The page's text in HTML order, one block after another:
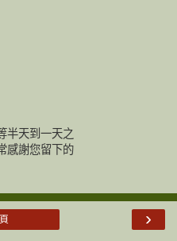
半天到一天之
感謝您留下的
›